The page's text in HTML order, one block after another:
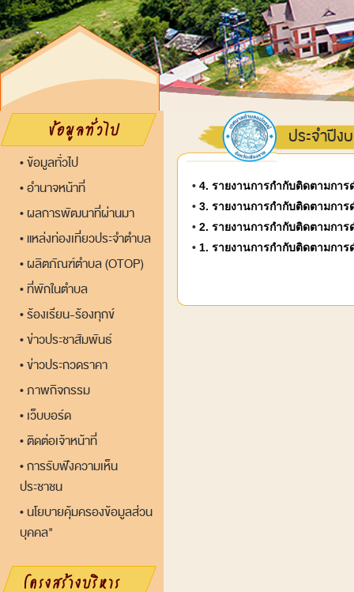
• ข้อมูลทั่วไป
• อำนาจหน้าที่
• ผลการพัฒนาที่ผ่านมา
• แหล่งท่องเที่ยวประจำตำบล
• ผลิตภัณฑ์ตำบล (OTOP)
• ที่พักในตำบล
• ร้องเรียน-ร้องทุกข์
• ข่าวประชาสัมพันธ์
• ข่าวประกวดราคา
• ภาพกิจกรรม
• เว็บบอร์ด
• ติดต่อเจ้าหน้าที่
• การรับฟังความเห็น
ประชาชน
• นโยบายคุ้มครองข้อมูลส่วน
บุคคล"
ประจำปี
• 4. รายงานการกำกับติดตามกา
• 3. รายงานการกำกับติดตามกา
• 2. รายงานการกำกับติดตามกา
• 1. รายงานการกำกับติดตามกา